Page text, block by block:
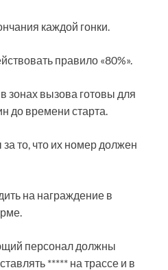
каждой гонки.
правило «80%».
зонах вызова готовы для
до времени старта.
то, что их номер должен
на награждение в
персонал должны
***** на трассе и в